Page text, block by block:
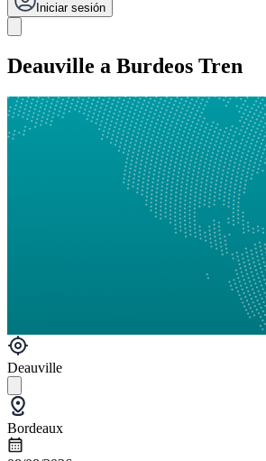
Iniciar sesión
Deauville a Burdeos Tren
Deauville
Bordeaux